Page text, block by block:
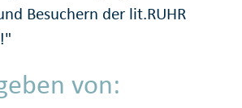
Besuchern der lit.RUHR
von: